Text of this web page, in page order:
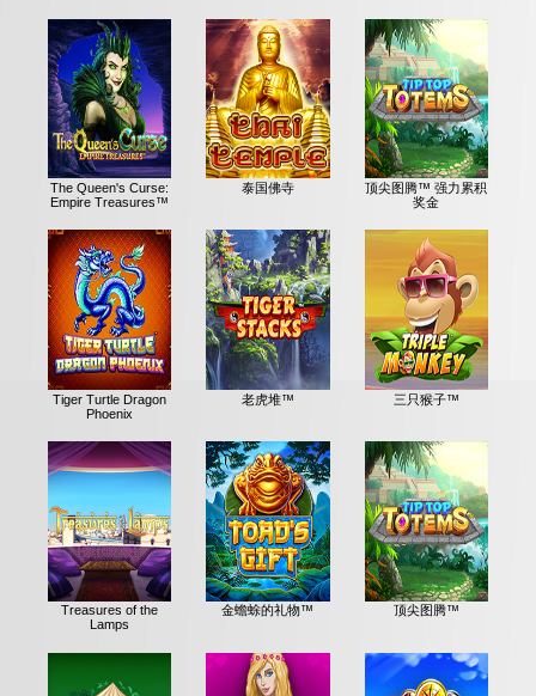
The Queen's Curse:
Empire Treasures™
泰国佛寺
顶尖图腾™ 强力累积
奖金
Tiger Turtle Dragon
Phoenix
老虎堆™ 三只猴子™
Treasures of the
Lamps
金蟾蜍的礼物™ 顶尖图腾™